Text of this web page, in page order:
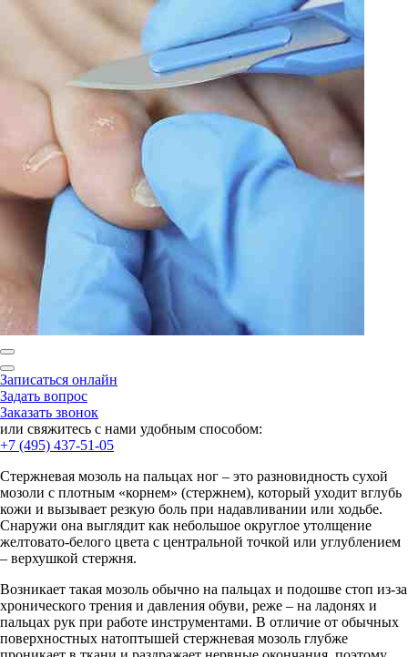
Записаться онлайн
Задать вопрос
Заказать звонок
или свяжитесь с нами удобным способом:
+7 (495) 437-51-05
Стержневая мозоль на пальцах ног – это разновидность сухой
мозоли с плотным «корнем» (стержнем), который уходит вглубь
кожи и вызывает резкую боль при надавливании или ходьбе.
Снаружи она выглядит как небольшое округлое утолщение
желтовато‑белого цвета с центральной точкой или углублением
– верхушкой стержня.
Возникает такая мозоль обычно на пальцах и подошве стоп из‑за
хронического трения и давления обуви, реже – на ладонях и
пальцах рук при работе инструментами. В отличие от обычных
поверхностных натоптышей стержневая мозоль глубже